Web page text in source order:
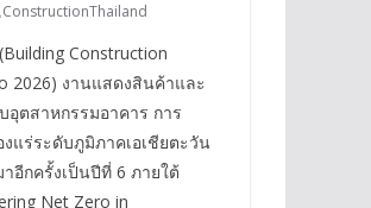
ConstructionThailand
Construction
2026) งานแสดงสินค้าและ
อุตสาหกรรมอาคาร การ
งแร่ระดับภูมิภาคเอเชียตะวัน
อีกครั้งเป็นปีที่ 6 ภายใต้
Net Zero in